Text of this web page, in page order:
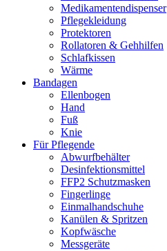
Medikamentendispenser
Pflegekleidung
Protektoren
Rollatoren & Gehhilfen
Schlafkissen
Wärme
Bandagen
Ellenbogen
Hand
Fuß
Knie
Für Pflegende
Abwurfbehälter
Desinfektionsmittel
FFP2 Schutzmasken
Fingerlinge
Einmalhandschuhe
Kanülen & Spritzen
Kopfwäsche
Messgeräte